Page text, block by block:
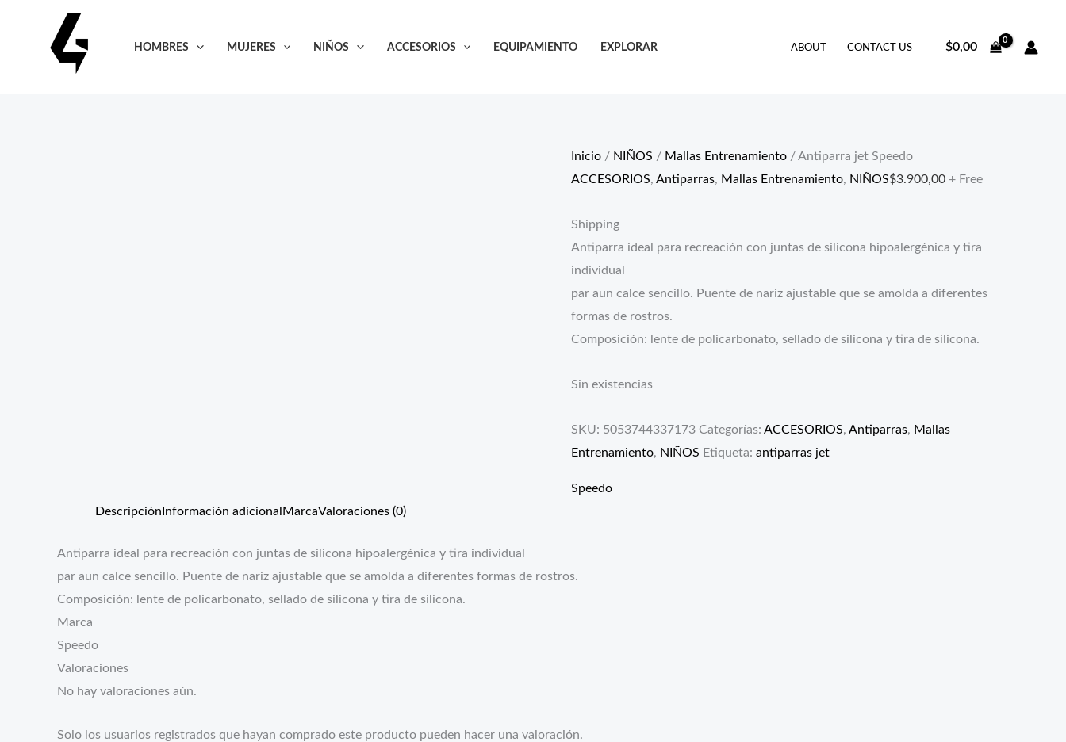
contenido
HOMBRES MUJERES NIÑOS ACCESORIOS EQUIPAMIENTO EXPLORAR ABOUT CONTACT US $0,00
Inicio / NIÑOS / Mallas Entrenamiento / Antiparra jet Speedo
ACCESORIOS, Antiparras, Mallas Entrenamiento, NIÑOS$3.900,00 + Free
Shipping
Antiparra ideal para recreación con juntas de silicona hipoalergénica y tira
individual
par aun calce sencillo. Puente de nariz ajustable que se amolda a diferentes
formas de rostros.
Composición: lente de policarbonato, sellado de silicona y tira de silicona.
Sin existencias
SKU: 5053744337173 Categorías: ACCESORIOS, Antiparras, Mallas
Entrenamiento, NIÑOS Etiqueta: antiparras jet
Speedo
Descripción Información adicional MarcaValoraciones (0)
Antiparra ideal para recreación con juntas de silicona hipoalergénica y tira individual
par aun calce sencillo. Puente de nariz ajustable que se amolda a diferentes formas de rostros.
Composición: lente de policarbonato, sellado de silicona y tira de silicona.
Marca
Speedo
Valoraciones
No hay valoraciones aún.
Solo los usuarios registrados que hayan comprado este producto pueden hacer una valoración.